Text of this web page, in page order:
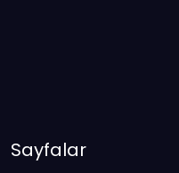
Sayfalar